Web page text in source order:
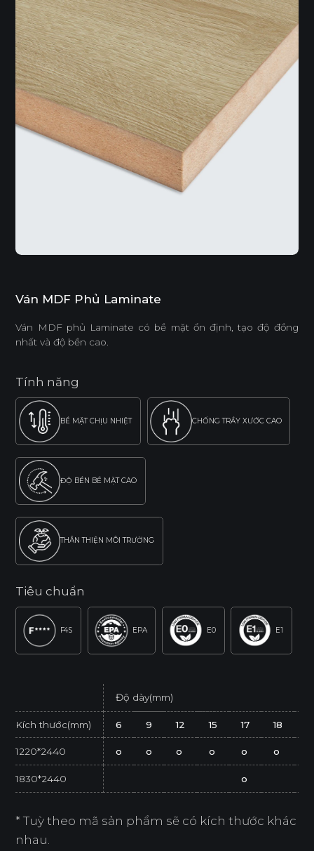
Ván MDF Phủ Laminate
Ván MDF phủ Laminate có bề mặt ổn định, tạo độ đồng
nhất và độ bền cao.
Tính năng
BỀ MẶT CHỊU NHIỆT CHỐNG TRẦY XƯỚC CAO
ĐỘ BỀN BỀ MẶT CAO
THÂN THIỆN MÔI TRƯỜNG
Tiêu chuẩn
F4S EPA E0 E1
Độ dày(mm)
Kích thước(mm) 6 9 12 15 17 18
1220*2440 o o o o o o
1830*2440 o
* Tuỳ theo mã sản phẩm sẽ có kích thước khác
nhau.